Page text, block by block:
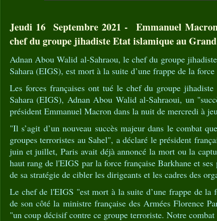
Jeudi 16 Septembre 2021 - Emmanuel
chef du groupe jihadiste Etat islamique au
Adnan Abou Walid al-Sahraou, le chef du groupe
Sahara (EIGS), est mort à la suite d’une frappe de la
Les forces françaises ont tué le chef du groupe
Sahara (EIGS), Adnan Abou Walid al-Sahraoui, un
président Emmanuel Macron dans la nuit de mercredi à
"Il s’agit d’un nouveau succès majeur dans le combat
groupes terroristes au Sahel", a déclaré le président
juin et juillet, Paris avait déjà annoncé la mort ou la
haut rang de l'EIGS par la force française Barkhane et ses
de sa stratégie de cibler les dirigeants et les cadres des
Le chef de l'EIGS "est mort à la suite d’une frappe de la
de son côté la ministre française des Armées Florence
"un coup décisif contre ce groupe terroriste. Notre